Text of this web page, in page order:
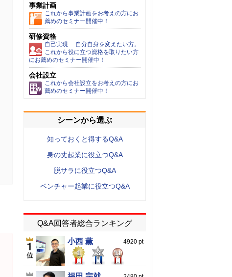
事業計画
これから事業計画をお考えの方にお
薦めのセミナー開催中！
研修資格
自己実現 自分自身を変えたい方。
これから役に立つ資格を取りたい方
にお薦めのセミナー開催中！
会社設立
これから会社設立をお考えの方にお
薦めのセミナー開催中！
シーンから選ぶ
知っておくと得するQ&A
身の丈起業に役立つQ&A
脱サラに役立つQ&A
ベンチャー起業に役立つQ&A
Q&A回答者総合ランキング
小西 薫 4920 pt
1 3 11